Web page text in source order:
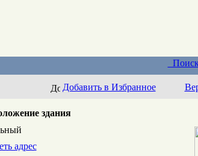
Поиск
Добавить в Избранное
здания
адрес